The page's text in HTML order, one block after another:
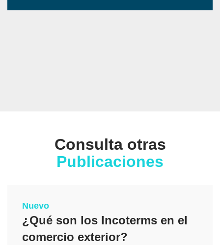
Consulta otras
Publicaciones
Nuevo
¿Qué son los Incoterms en el
comercio exterior?